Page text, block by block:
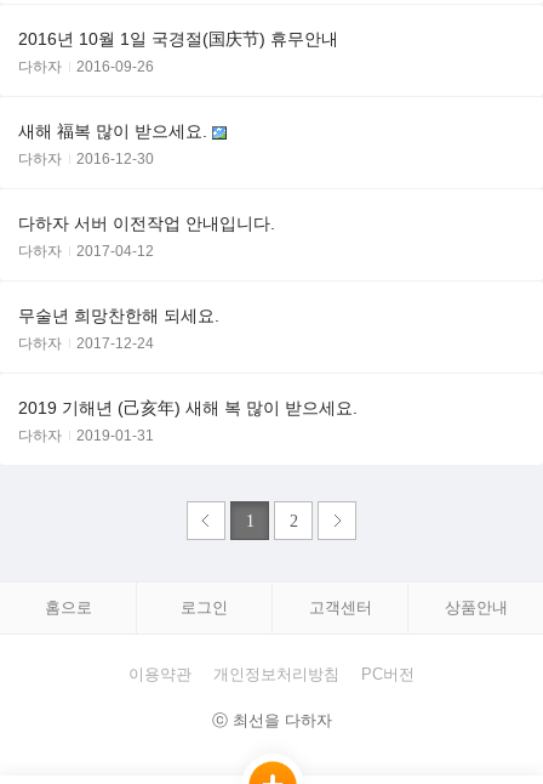
2016년 10월 1일 국경절(国庆节) 휴무안내
다하자 2016-09-26
새해 福복 많이 받으세요.
다하자 2016-12-30
다하자 서버 이전작업 안내입니다.
다하자 2017-04-12
무술년 희망찬한해 되세요.
다하자 2017-12-24
2019 기해년 (己亥年) 새해 복 많이 받으세요.
다하자 2019-01-31
1 2
홈으로 로그인 고객센터 상품안내
이용약관 개인정보처리방침 PC버전
ⓒ 최선을 다하자